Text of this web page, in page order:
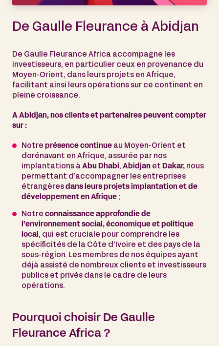
De Gaulle Fleurance à Abidjan
De Gaulle Fleurance Africa accompagne les
investisseurs, en particulier ceux en provenance du
Moyen-Orient, dans leurs projets en Afrique,
facilitant ainsi leurs opérations sur ce continent en
pleine croissance.
A Abidjan, nos clients et partenaires peuvent compter
sur :
Notre présence continue au Moyen-Orient et
dorénavant en Afrique, assurée par nos
implantations à Abu Dhabi , Abidjan et Dakar, nous
permettant d’accompagner les entreprises
étrangères dans leurs projets implantation et de
développement en Afrique ;
Notre connaissance approfondie de
l’environnement social, économique et politique
local , qui est cruciale pour comprendre les
spécificités de la Côte d’Ivoire et des pays de la
sous-région. Les membres de nos équipes ayant
déjà assisté de nombreux clients et investisseurs
publics et privés dans le cadre de leurs
opérations.
Pourquoi choisir De Gaulle
Fleurance Africa ?